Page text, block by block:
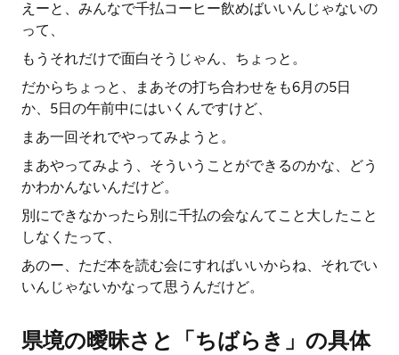
えーと、みんなで千払コーヒー飲めばいいんじゃないの
って、
もうそれだけで面白そうじゃん、ちょっと。
だからちょっと、まあその打ち合わせをも6月の5日
か、5日の午前中にはいくんですけど、
まあ一回それでやってみようと。
まあやってみよう、そういうことができるのかな、どう
かわかんないんだけど。
別にできなかったら別に千払の会なんてこと大したこと
しなくたって、
あのー、ただ本を読む会にすればいいからね、それでい
いんじゃないかなって思うんだけど。
県境の曖昧さと「ちばらき」の具体